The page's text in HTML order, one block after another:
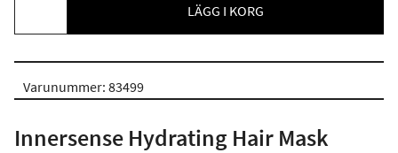
LÄGG I KORG
Varunummer: 83499
Innersense Hydrating Hair Mask